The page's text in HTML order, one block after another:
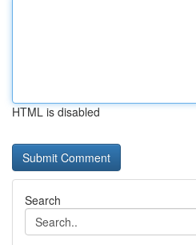
HTML is disabled
Search